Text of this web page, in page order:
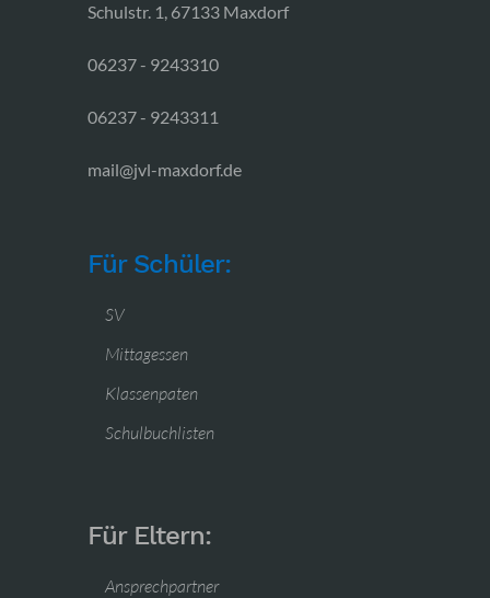
Schulstr. 1, 67133 Maxdorf
06237 - 9243310
06237 - 9243311
mail@jvl-maxdorf.de
Für Schüler:
SV
Mittagessen
Klassenpaten
Schulbuchlisten
Für Eltern:
Ansprechpartner